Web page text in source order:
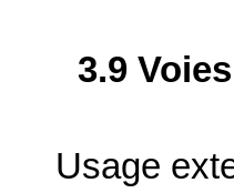
3.9
Usage